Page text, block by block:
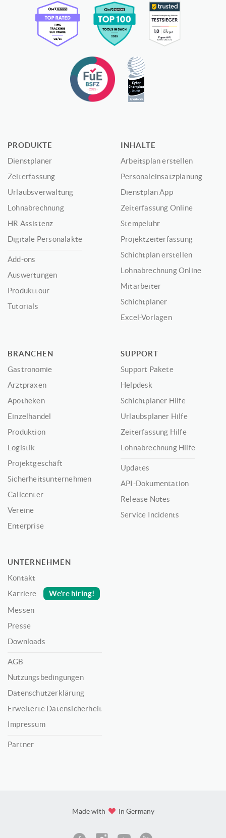
PRODUKTE
Dienstplaner
Zeiterfassung
Urlaubsverwaltung
Lohnabrechnung
HR Assistenz
Digitale Personalakte
Add-ons
Auswertungen
Produkttour
Tutorials
INHALTE
Arbeitsplan erstellen
Personaleinsatzplanung
Dienstplan App
Zeiterfassung Online
Stempeluhr
Projektzeiterfassung
Schichtplan erstellen
Lohnabrechnung Online
Mitarbeiter
Schichtplaner
Excel-Vorlagen
BRANCHEN
Gastronomie
Arztpraxen
Apotheken
Einzelhandel
Produktion
Logistik
Projektgeschäft
Sicherheitsunternehmen
Callcenter
Vereine
Enterprise
SUPPORT
Support Pakete
Helpdesk
Schichtplaner Hilfe
Urlaubsplaner Hilfe
Zeiterfassung Hilfe
Lohnabrechnung Hilfe
Updates
API-Dokumentation
Release Notes
Service Incidents
UNTERNEHMEN
Kontakt
Karriere
We’re hiring!
Messen
Presse
Downloads
AGB
Nutzungsbedingungen
Datenschutzerklärung
Erweiterte Datensicherheit
Impressum
Partner
Made with in Germany